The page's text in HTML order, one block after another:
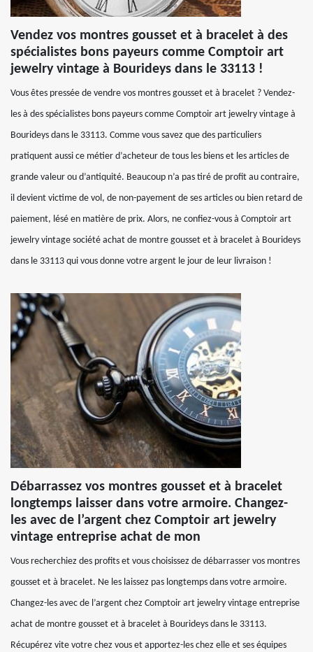
Vendez vos montres gousset et à bracelet à des
spécialistes bons payeurs comme Comptoir art
jewelry vintage à Bourideys dans le 33113 !
Vous êtes pressée de vendre vos montres gousset et à bracelet ? Vendez-
les à des spécialistes bons payeurs comme Comptoir art jewelry vintage à
Bourideys dans le 33113. Comme vous savez que des particuliers
pratiquent aussi ce métier d’acheteur de tous les biens et les articles de
grande valeur ou d’antiquité. Beaucoup n’a pas tiré de profit au contraire,
il devient victime de vol, de non-payement de ses articles ou bien retard de
paiement, lésé en matière de prix. Alors, ne confiez-vous à Comptoir art
jewelry vintage société achat de montre gousset et à bracelet à Bourideys
dans le 33113 qui vous donne votre argent le jour de leur livraison !
Débarrassez vos montres gousset et à bracelet
longtemps laisser dans votre armoire. Changez-
les avec de l’argent chez Comptoir art jewelry
vintage entreprise achat de mon
Vous recherchiez des profits et vous choisissez de débarrasser vos montres
gousset et à bracelet. Ne les laissez pas longtemps dans votre armoire.
Changez-les avec de l’argent chez Comptoir art jewelry vintage entreprise
achat de montre gousset et à bracelet à Bourideys dans le 33113.
Récupérez vite votre chez vous et apportez-les chez elle et ses équipes